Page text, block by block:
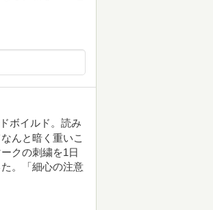
ボイルド。読み
んと暗く重いこ
クの刺繍を1日
。「細心の注意